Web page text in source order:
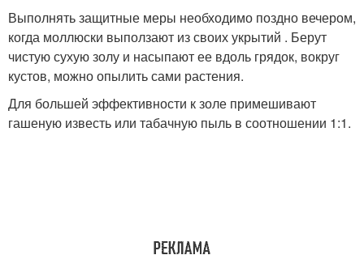
Выполнять защитные меры необходимо поздно вечером,
когда моллюски выползают из своих укрытий . Берут
чистую сухую золу и насыпают ее вдоль грядок, вокруг
кустов, можно опылить сами растения.
Для большей эффективности к золе примешивают
гашеную известь или табачную пыль в соотношении 1:1.